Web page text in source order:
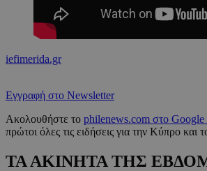
iefimerida.gr
Εγγραφή στο Newsletter
Ακολουθήστε το philenews.com στο
πρώτοι όλες τις ειδήσεις για την Κύπρο και
ΤΑ ΑΚΙΝΗΤΑ ΤΗΣ